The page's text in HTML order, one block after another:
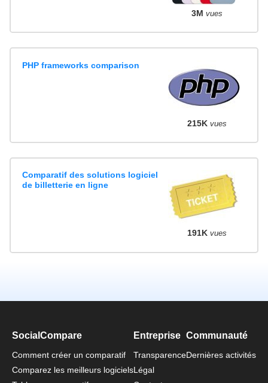
3M vues
PHP frameworks comparison
215K vues
Comparatif des solutions logiciel
de billetterie en ligne
191K vues
SocialCompare
Comment créer un comparatif
Comparez les meilleurs logiciels
Entreprise
Transparence
Légal
Communauté
Dernières activités